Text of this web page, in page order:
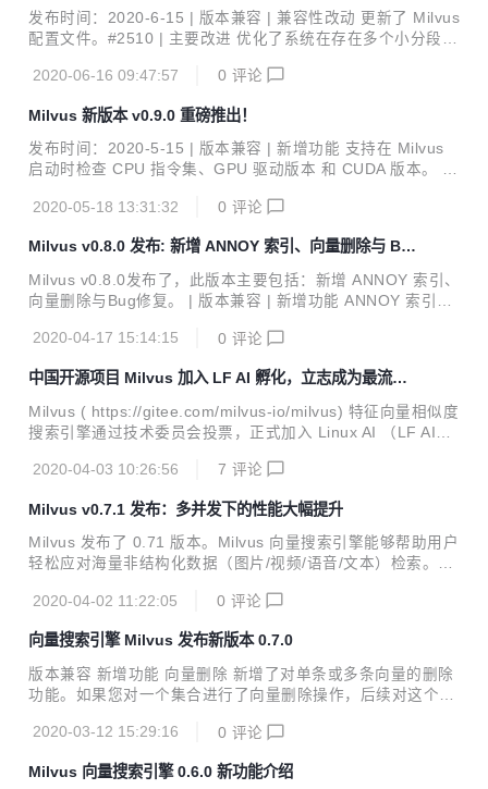
参数与文档不对应的问题。#2649 修复了一个压力测试下出现
的 Milvus 无响应的问题。#2692 修复了一个 HTTP 接口返回
向量精度错误的问题。#2752...
发布时间：2020-6-15 | 版本兼容 | 兼容性改动 更新了 Milvus
配置文件。#2510 | 主要改进 优化了系统在存在多个小分段情
81 降低了系统在存在大量分区时删除集合需要的时间。#239
6 | 问题修复 修复了一个搜索性能降低的问题。#2429 详见 C
HANGELOG 了解更多已修复问题。 | 欢迎加入 Milvus 社区
github.com/milvus-io/milvus | 源码 milvus.io ...
2020-06-16 09:47:57 0 评论
Milvus 新版本 v0.9.0 重磅推出！
发布时间：2020-5-15 | 版本兼容 | 新增功能 支持在 Milvus
启动时检查 CPU 指令集、GPU 驱动版本 和 CUDA 版本。 #
据。 #2059 支持日志文件轮转。 #2206 处理搜索请求时暂停
OpenBLAS 版本以提高 Milvus 性能。 #1796 统一了 FAIS
S、NSG、HNSW 和 ANNOY 的向量距离计算方法。#1965
支持 SSE4.2 指令集。 #2039 重构了配置文件。 #2149 #21
2020-05-18 13:31:32 0 评论
Milvus v0.8.0 发布: 新增 ANNOY 索引、向量删除与 Bu
g 修复
Milvus v0.8.0发布了，此版本主要包括：新增 ANNOY 索引、
向量删除与Bug修复。 | 版本兼容 | 新增功能 ANNOY 索引的
请参考文档。#261 向量删除 新增下列索引类型支持删除操
SQ8/IVFSQ8H/NSG/HNSW/ANNOY | 主要改进 在 http 模块
支持超集/子集距离。#1784 | Bug 修复 限制 partition 数目上
限为4096。#1276 禁止创建 _default partitio...
2020-04-17 15:14:15 0 评论
中国开源项目 Milvus 加入 LF AI 孵化，立志成为最流行
的 AI 数据平台
Milvus ( https://gitee.com/milvus-io/milvus) 特征向量相似度
搜索引擎通过技术委员会投票，正式加入 Linux AI （LF AI）
支持开放的人工智能社区，通过促进协作和创新为社区所有成
度学习（DL）领域的开源创新。 全球有超过100家组织和机
构采用了 Milvus 引擎，它在各个 AI 应用领域都展现了强大的
能力，包括图像处理、计算机视觉、自然语言处理、语音识
这是...
2020-04-03 10:26:56 7 评论
Milvus v0.7.1 发布：多并发下的性能大幅提升
Milvus 发布了 0.71 版本。Milvus 向量搜索引擎能够帮助用户
轻松应对海量非结构化数据（图片/视频/语音/文本）检索。单
亦能满足用户的水平扩展需求。 | 版本兼容 | 新增功能 针对 F
rstructure）距离计算方式。这两种距离计算方式常用于化学
分子式的子结构和超结构搜索。 https://github.com/milvus-i
o/milvus/issues/1603 | 主要改进 改善了 Compact 操作的性
2020-04-02 11:22:05 0 评论
向量搜索引擎 Milvus 发布新版本 0.7.0
版本兼容 新增功能 向量删除 新增了对单条或多条向量的删除
功能。如果您对一个集合进行了向量删除操作，后续对这个集
at、IVFlat、IVFSQ8 等。Milvus 的后续版本将为其他索引类
量值的功能。#861 数据落盘与压缩 新增了数据落盘与压缩功
2020-03-12 15:29:16 0 评论
Milvus 向量搜索引擎 0.6.0 新功能介绍